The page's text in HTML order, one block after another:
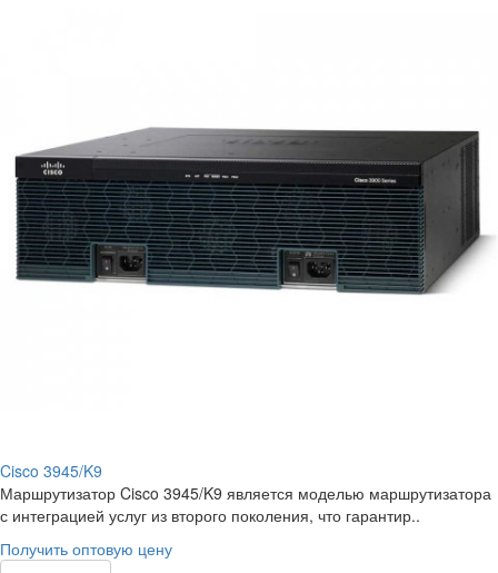
Cisco 3945/K9
Маршрутизатор Cisco 3945/K9 является моделью маршрутизатора
с интеграцией услуг из второго поколения, что гарантир..
Получить оптовую цену